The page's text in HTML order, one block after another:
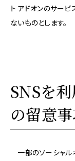
ト アドオンのサー
ないものとします。
SNSを
の留意
一部のソーシャル